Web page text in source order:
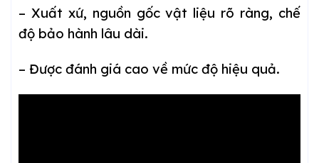
– Xuất xứ, nguồn gốc vật liệu rõ ràng, chế
độ bảo hành lâu dài.
– Được đánh giá cao về mức độ hiệu quả.